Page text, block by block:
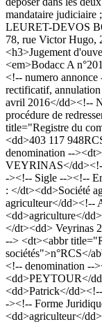
mandataire
LEURET-DEVOS
78, rue Victor Hugo,
<h3>Jugement
<em>Bodacc A
<!-- numero
rectificatif,
avril 2016</dd><!--
procédure de
title="Registre du
<dd>403 117
denomination --
VEYRINAS</
-><!-- Sigle --><!--
: </dt><dd>Société
agriculteur</dd><!--
<dd>agriculture</
</dt><dd> Veyrinas
--> <dt><abbr
sociétés">n°RCS</
<!-- denomination --
<dd>PEYTOUR</
<dd>Patrick</
-><!-- Forme
<dd>agriculteur</